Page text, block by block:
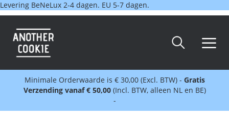
Levering BeNeLux 2-4 dagen. EU 5-7 dagen.
Minimale Orderwaarde is € 30,00 (Excl. BTW) - Gratis
Verzending vanaf € 50,00 (Incl. BTW, alleen NL en BE)
-